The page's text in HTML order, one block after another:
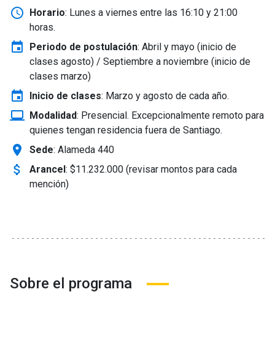
schedule Horario: Lunes a viernes entre las 16:10 y 21:00
horas.
event Periodo de postulación: Abril y mayo (inicio de
clases agosto) / Septiembre a noviembre (inicio de
clases marzo)
event Inicio de clases: Marzo y agosto de cada año.
laptop_windows Modalidad: Presencial. Excepcionalmente remoto para
quienes tengan residencia fuera de Santiago.
location_on Sede: Alameda 440
attach_money Arancel: $11.232.000 (revisar montos para cada
mención)
Sobre el programa